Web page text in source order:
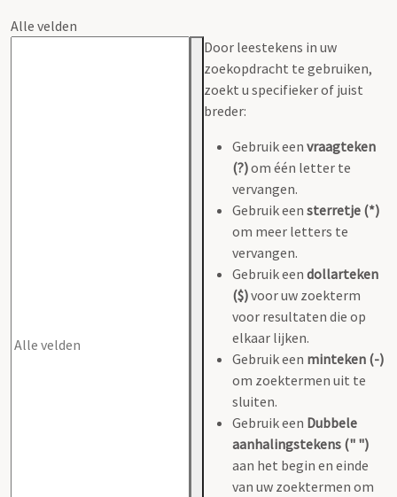
Alle velden
Door leestekens in uw
zoekopdracht te gebruiken,
zoekt u specifieker of juist
breder:
Gebruik een vraagteken
(?)om één letter te
vervangen.
Gebruik een sterretje (*)
om meer letters te
vervangen.
Gebruik een dollarteken
($)voor uw zoekterm
voor resultaten die op
elkaar lijken.
Gebruik een minteken (-)
om zoektermen uit te
sluiten.
Gebruik een Dubbele
aanhalingstekens (" ")
aan het begin en einde
van uw zoektermen om